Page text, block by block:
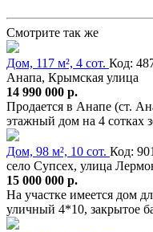
Смотрите так же
Дом, 117 м², 4 сот. Код:
Анапа, Крымская улица
14 990 000 р.
Продается в Анапе (ст.
этажный дом на 4 сотках
Дом, 98 м², 10 сот. Код:
село Супсех, улица
15 000 000 р.
На участке имеется дом
уличный 4*10, закрытое